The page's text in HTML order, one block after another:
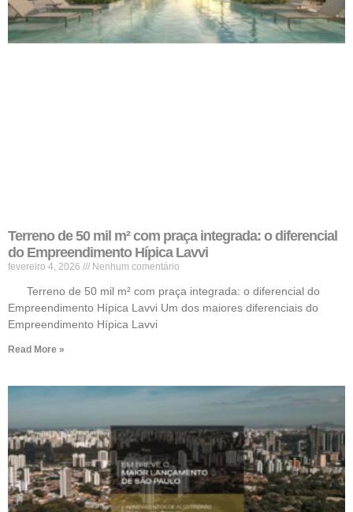
Terreno de 50 mil m² com praça integrada: o diferencial
do Empreendimento Hípica Lavvi
fevereiro 4, 2026 Nenhum comentário
Terreno de 50 mil m² com praça integrada: o diferencial do
Empreendimento Hípica Lavvi Um dos maiores diferenciais do
Empreendimento Hípica Lavvi
Read More »